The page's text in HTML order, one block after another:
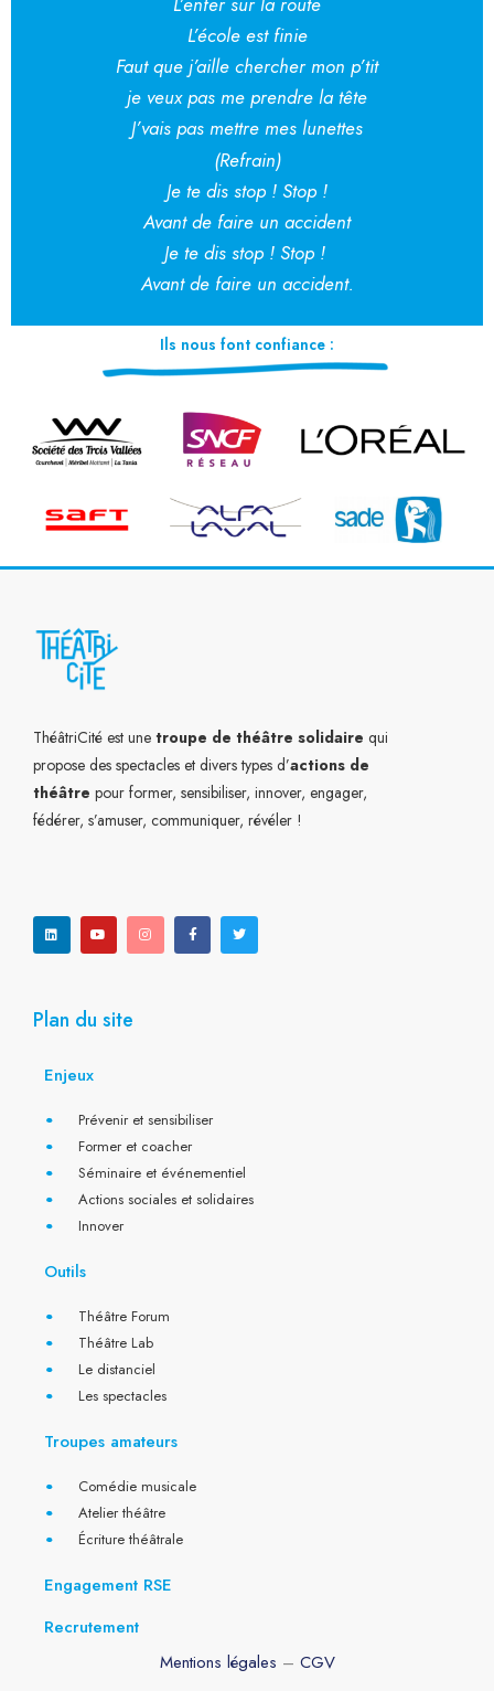
L’école est finie
Faut que j’aille chercher mon p’tit
je veux pas me prendre la tête
J’vais pas mettre mes lunettes
(Refrain)
Je te dis stop ! Stop !
Avant de faire un accident
Je te dis stop ! Stop !
Avant de faire un accident.
Ils nous font confiance :
ThéâtriCité est une troupe de théâtre solidaire qui
propose des spectacles et divers types d’actions de
théâtre pour former, sensibiliser, innover, engager,
fédérer, s’amuser, communiquer, révéler !
n
k
e
d
u
t
u
b
s
t
a
g
c
e
b
o
i
t
t
e
Plan du site
Enjeux
Prévenir et sensibiliser
Former et coacher
Séminaire et événementiel
Actions sociales et solidaires
Innover
Outils
Théâtre Forum
Théâtre Lab
Le distanciel
Les spectacles
Troupes amateurs
Comédie musicale
Atelier théâtre
Écriture théâtrale
Engagement RSE
Recrutement
Mentions légales – CGV